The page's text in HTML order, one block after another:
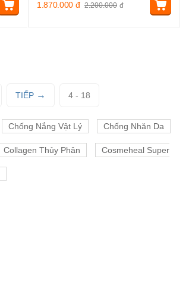
2.200.000 đ
1.870.000 đ
TIẾP 4 - 18
Chống Nắng Vật Lý Chống Nhăn Da
Collagen Thủy Phân Cosmeheal Super